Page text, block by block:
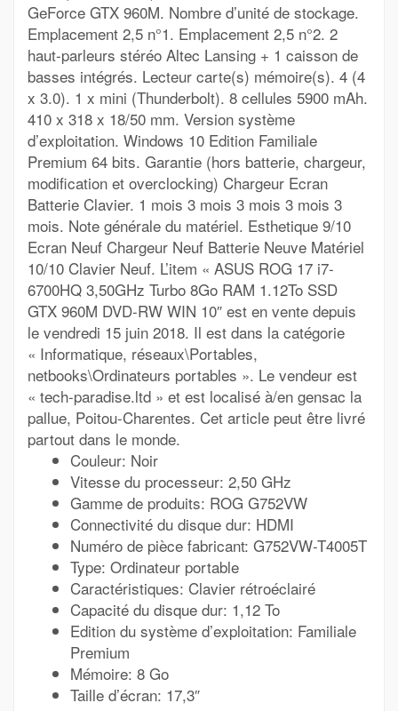
GeForce GTX 960M. Nombre d’unité de stockage.
Emplacement 2,5 n°1. Emplacement 2,5 n°2. 2
haut-parleurs stéréo Altec Lansing + 1 caisson de
basses intégrés. Lecteur carte(s) mémoire(s). 4 (4
x 3.0). 1 x mini (Thunderbolt). 8 cellules 5900 mAh.
410 x 318 x 18/50 mm. Version système
d’exploitation. Windows 10 Edition Familiale
Premium 64 bits. Garantie (hors batterie, chargeur,
modification et overclocking) Chargeur Ecran
Batterie Clavier. 1 mois 3 mois 3 mois 3 mois 3
mois. Note générale du matériel. Esthetique 9/10
Ecran Neuf Chargeur Neuf Batterie Neuve Matériel
10/10 Clavier Neuf. L’item « ASUS ROG 17 i7-
6700HQ 3,50GHz Turbo 8Go RAM 1.12To SSD
GTX 960M DVD-RW WIN 10″ est en vente depuis
le vendredi 15 juin 2018. Il est dans la catégorie
« Informatique, réseaux\Portables,
netbooks\Ordinateurs portables ». Le vendeur est
« tech-paradise.ltd » et est localisé à/en gensac la
pallue, Poitou-Charentes. Cet article peut être livré
partout dans le monde.
Couleur: Noir
Vitesse du processeur: 2,50 GHz
Gamme de produits: ROG G752VW
Connectivité du disque dur: HDMI
Numéro de pièce fabricant: G752VW-T4005T
Type: Ordinateur portable
Caractéristiques: Clavier rétroéclairé
Capacité du disque dur: 1,12 To
Edition du système d’exploitation: Familiale
Premium
Mémoire: 8 Go
Taille d’écran: 17,3″